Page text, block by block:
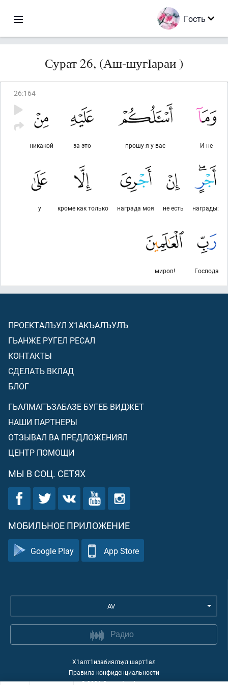
Гость
Сурат 26, (Аш-шугІараи )
26:164
И не
прошу я у вас
за это
никакой
награды:
не есть
награда моя
кроме как только
у
Господа
миров!
ПРОЕКТАЛЪУЛ Х1АКЪАЛЪУЛЪ
ГЬАНЖЕ РУГЕЛ РЕСАЛ
КОНТАКТЫ
СДЕЛАТЬ ВКЛАД
БЛОГ
ГЬАЛМАГЪЗАБАЗЕ БУГЕБ ВИДЖЕТ
НАШИ ПАРТНЕРЫ
ОТЗЫВАЛ ВА ПРЕДЛОЖЕНИЯЛ
ЦЕНТР ПОМОЩИ
МЫ В СОЦ. СЕТЯХ
МОБИЛЬНОЕ ПРИЛОЖЕНИЕ
Google Play App Store
AV
Радио
Х1алт1изабиялъул шарт1ал
Правила конфиденциальности
©2026Quran Academy